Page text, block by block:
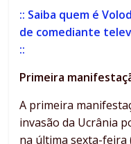
:: Saiba quem é
de comediante
::
Primeira
A primeira
invasão da Ucrânia
na última sexta-feira